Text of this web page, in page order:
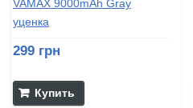
VAMAX 9000mAh Gray
уценка
299 грн
Купить